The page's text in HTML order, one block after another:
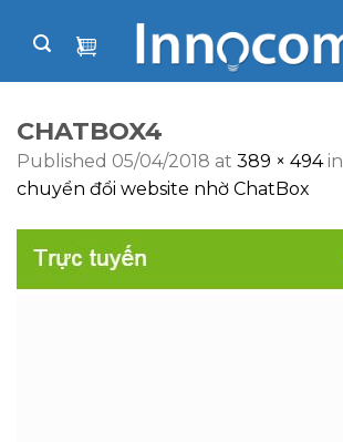
CHATBOX4
Published 05/04/2018 at 389 × 494in
chuyển đổi website nhờ ChatBox